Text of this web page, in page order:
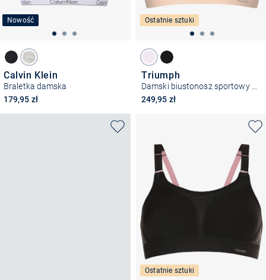
Nowość
Calvin Klein
Braletka damska
179,95 zł
Ostatnie sztuki
Triumph
249,95 zł
Ostatnie sztuki